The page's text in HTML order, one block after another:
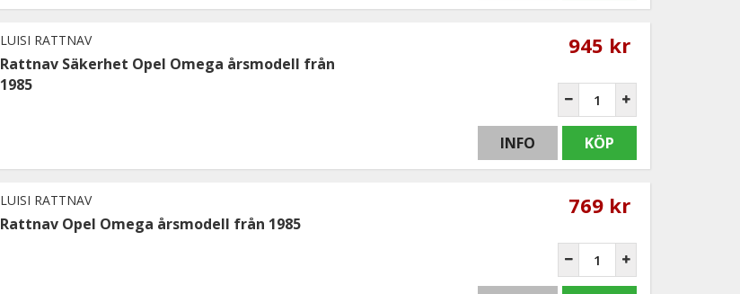
LUISI RATTNAV
Rattnav Säkerhet Opel Omega årsmodell från
1985
945 kr
INFO KÖP
LUISI RATTNAV
Rattnav Opel Omega årsmodell från 1985
769 kr